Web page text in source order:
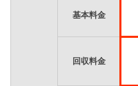
基本料金
回収料金